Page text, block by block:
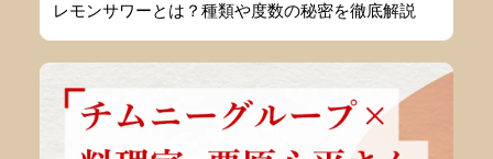
レモンサワーとは？種類や度数の秘密を徹底解説